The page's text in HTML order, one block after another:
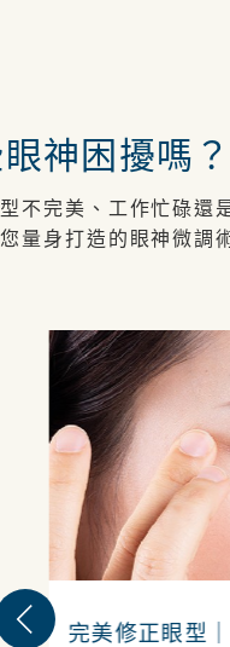
神困擾嗎
不完美、工作忙碌還
量身打造的眼神微調
完美修正眼型